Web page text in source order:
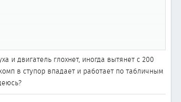
медленно-медленно ползут вверх. Иногда
Потом через минутку жужжит чейнджер и
одометр сбрасывается и "локальный" пробег
и двигатель глохнет, иногда вытянет с 200
в ступор впадает и работает по табличным